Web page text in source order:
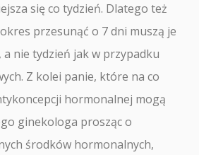
się co tydzień. Dlatego też
przesunąć o 7 dni muszą je
nie tydzień jak w przypadku
Z kolei panie, które na co
hormonalnej mogą
ginekologa prosząc o
środków hormonalnych,